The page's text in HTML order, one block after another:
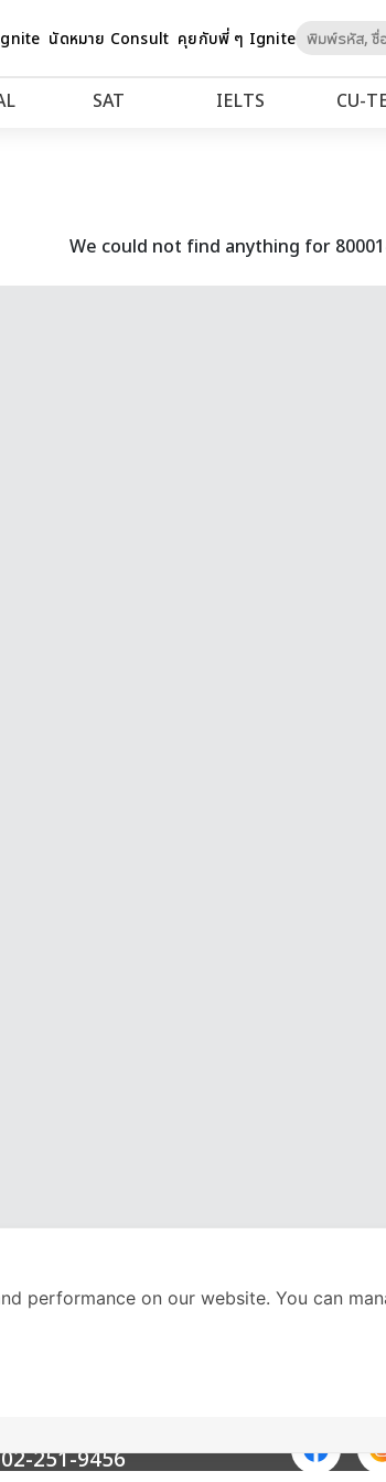
นัดหมาย Consult คุยกับพี่ ๆ Igniteto
SAT IELTS
We could not find anything for
02-251-9456
performance on our website. You can